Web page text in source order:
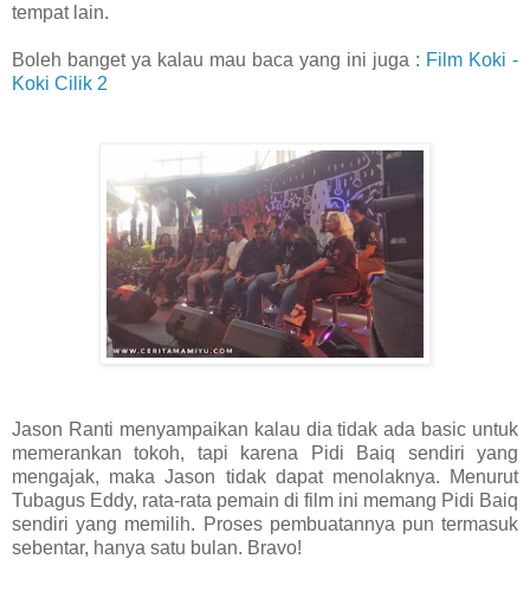
tempat lain.
Boleh banget ya kalau mau baca yang ini juga : Film Koki -
Koki Cilik 2
Jason Ranti menyampaikan kalau dia tidak ada basic untuk
memerankan tokoh, tapi karena Pidi Baiq sendiri yang
mengajak, maka Jason tidak dapat menolaknya. Menurut
Tubagus Eddy, rata-rata pemain di film ini memang Pidi Baiq
sendiri yang memilih. Proses pembuatannya pun termasuk
sebentar, hanya satu bulan. Bravo!